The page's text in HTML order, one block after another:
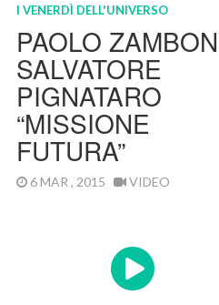
siamo? Dove andiamo?” Un scienziato
“Qual è la natura della materia
nell’universo? E la sua evoluzione?” I
delle particelle rispondono a queste
domande facendo […]
In Evidenza
I VENERDÌ DELL'UNIVERSO
PAOLO
SALVATORE
PIGNATARO
“MISSIONE
FUTURA”
6 MAR , 2015 VIDEO